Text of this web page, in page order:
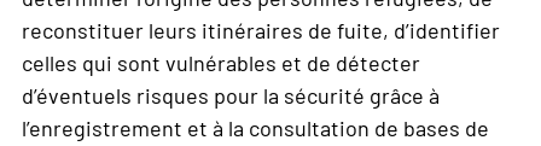
reconstituer leurs itinéraires de fuite, d’identifier
celles qui sont vulnérables et de détecter
d’éventuels risques pour la sécurité grâce à
l’enregistrement et à la consultation de bases de